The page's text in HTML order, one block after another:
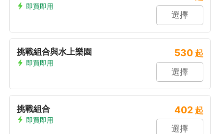
即買即用
選擇
挑戰組合與水上樂園
即買即用
530 起
選擇
挑戰組合
即買即用
402 起
選擇